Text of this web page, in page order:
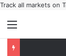
Track all markets on
Menu